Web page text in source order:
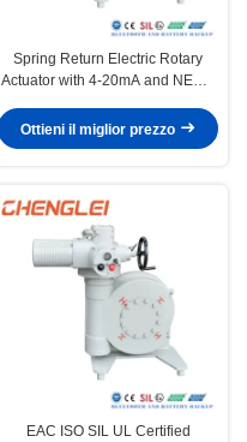
Spring Return Electric Rotary
Actuator with 4-20mA and NEMA
Actuator
Ottieni il miglior prezzo
EAC ISO SIL UL Certified